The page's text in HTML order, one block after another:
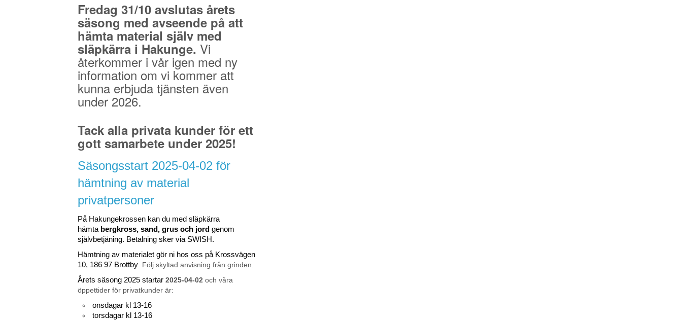
Fredag 31/10 avslutas årets
säsong med avseende på att
hämta material själv med
släpkärra i Hakunge. Vi
återkommer i vår igen med ny
information om vi kommer att
kunna erbjuda tjänsten även
under 2026.
Tack alla privata kunder för ett
gott samarbete under 2025!
Säsongsstart 2025-04-02 för
hämtning av material
privatpersoner
På Hakungekrossen kan du med släpkärra
hämta bergkross, sand, grus och jord genom
självbetjäning. Betalning sker via SWISH.
Hämtning av materialet gör ni hos oss på Krossvägen
10, 186 97 Brottby . Följ skyltad anvisning från grinden.
Årets säsong 2025 startar 2025-04-02 och våra
öppettider för privatkunder är:
onsdagar kl 13-16
torsdagar kl 13-16